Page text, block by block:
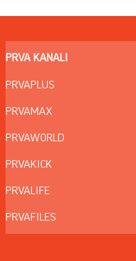
PRVA KANALI
PRVAPLUS
PRVAMAX
PRVAWORLD
PRVAKICK
PRVALIFE
PRVAFILES